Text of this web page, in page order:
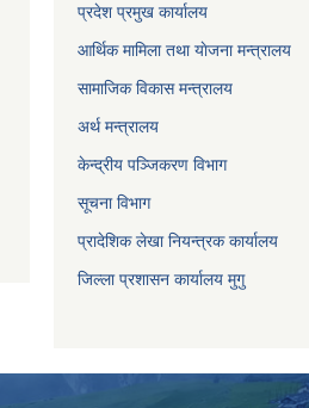
प्रदेश प्रमुख कार्यालय
आर्थिक मामिला तथा याेजना मन्त्रालय
सामाजिक विकास मन्त्रालय
अर्थ मन्त्रालय
केन्द्रीय पञ्जिकरण विभाग
सूचना विभाग
प्रादेशिक लेखा नियन्त्रक कार्यालय
जिल्ला प्रशासन कार्यालय मुगु